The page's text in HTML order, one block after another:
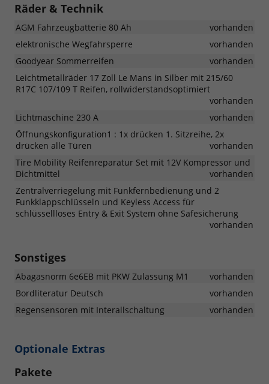
Räder & Technik
AGM Fahrzeugbatterie 80 Ah
vorhanden
elektronische Wegfahrsperre
vorhanden
Goodyear Sommerreifen
vorhanden
Leichtmetallräder 17 Zoll Le Mans in Silber mit 215/60
R17C 107/109 T Reifen, rollwiderstandsoptimiert
vorhanden
Lichtmaschine 230 A
vorhanden
Öffnungskonfiguration1 : 1x drücken 1. Sitzreihe, 2x
drücken alle Türen
vorhanden
Tire Mobility Reifenreparatur Set mit 12V Kompressor und
Dichtmittel
vorhanden
Zentralverriegelung mit Funkfernbedienung und 2
Funkklappschlüsseln und Keyless Access für
schlüssellloses Entry & Exit System ohne Safesicherung
vorhanden
Sonstiges
Abagasnorm 6e6EB mit PKW Zulassung M1
vorhanden
Bordliteratur Deutsch
vorhanden
Regensensoren mit Interallschaltung
vorhanden
Optionale Extras
Pakete